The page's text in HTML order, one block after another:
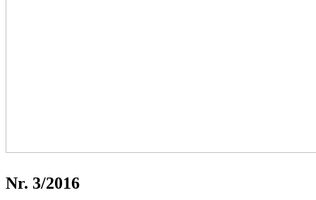
Nr. 3/2016